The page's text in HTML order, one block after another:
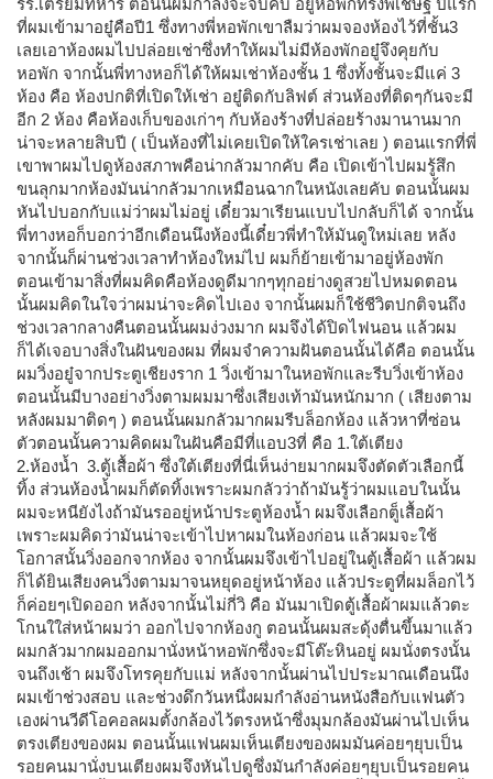
รร.เตรียมทหาร ตอนนี้ผมกำลังจะจบคับ อยู่หอพักทรงพิเชษฐ์ ปีแรก
ที่ผมเข้ามาอยู๋คือปี1 ซึ่งทางพี่หอพักเขาลืมว่าผมจองห้องไว้ที่ชั้น3
เลยเอาห้องผมไปปล่อยเช่าซึ่งทำให้ผมไม่มีห้องพักอยู๋จึงคุยกับ
หอพัก จากนั้นพี่ทางหอก็ได้ให้ผมเช่าห้องชั้น 1 ซึ่งทั้งชั้นจะมีแค่ 3
ห้อง คือ ห้องปกติที่เปิดให้เช่า อยู๋ติดกับลิฟต์ ส่วนห้องที่ติดๆกันจะมี
อีก 2 ห้อง คือห้องเก็บของเก่าๆ กับห้องร้างที่ปล่อยร้างมานานมาก
น่าจะหลายสิบปี ( เป็นห้องที่ไม่เคยเปิดให้ใครเช่าเลย ) ตอนแรกที่พี่
เขาพาผมไปดูห้องสภาพคือน่ากลัวมากคับ คือ เปิดเข้าไปผมรู้สึก
ขนลุกมากห้องมันน่ากลัวมากเหมือนฉากในหนังเลยคับ ตอนนั้นผม
หันไปบอกกับแม่ว่าผมไม่อยู่ เดี๋ยวมาเรียนแบบไปกลับก็ได้ จากนั้น
พี่ทางหอก็บอกว่าอีกเดือนนึงห้องนี้เดี๋ยวพี่ทำให้มันดูใหม่เลย หลัง
จากนั้นก็ผ่านช่วงเวลาทำห้องใหม่ไป ผมก็ย้ายเข้ามาอยู่ห้องพัก
ตอนเข้ามาสิ่งที่ผมคิดคือห้องดูดีมากๆทุกอย่างดูสวยไปหมดตอน
นั้นผมคิดในใจว่าผมน่าจะคิดไปเอง จากนั้นผมก็ใช้ชีวิตปกติจนถึง
ช่วงเวลากลางคืนตอนนั้นผมง่วงมาก ผมจึงได้ปิดไฟนอน แล้วผม
ก็ได้เจอบางสิ่งในฝันของผม ที่ผมจำความฝันตอนนั้นได้คือ ตอนนั้น
ผมวิ่งอยู๋จากประตูเชียงราก 1 วิ่งเข้ามาในหอพักและรีบวิ่งเข้าห้อง
ตอนนั้นมีบางอย่างวิ่งตามผมมาซึ่งเสียงเท้ามันหนักมาก ( เสียงตาม
หลังผมมาติดๆ ) ตอนนั้นผมกลัวมากผมรีบล็อกห้อง แล้วหาที่ซ่อน
ตัวตอนนั้นความคิดผมในฝันคือมีที่แอบ3ที่ คือ 1.ใต้เตียง
2.ห้องน้ำ 3.ตู้เสื้อผ้า ซึ่งใต้เตียงที่นี่เห็นง่ายมากผมจึงตัดตัวเลือกนี้
ทิ้ง ส่วนห้องน้ำผมก็ตัดทิ้งเพราะผมกลัวว่าถ้ามันรู้ว่าผมแอบในนั้น
ผมจะหนียังไงถ้ามันรออยู่หน้าประตูห้องน้ำ ผมจึงเลือกตู็เสื้อผ้า
เพราะผมคิดว่ามันน่าจะเข้าไปหาผมในห้องก่อน แล้วผมจะใช้
โอกาสนั้นวิ่งออกจากห้อง จากนั้นผมจึงเข้าไปอยู่ในตู้เสื้อผ้า แล้วผม
ก็ได้ยินเสียงคนวิ่งตามมาจนหยุดอยู่หน้าห้อง แล้วประตูที่ผมล็อกไว้
ก็ค่อยๆเปิดออก หลังจากนั้นไม่กี่วิ คือ มันมาเปิดตู้เสื้อผ้าผมแล้วตะ
โกนใใส่หน้าผมว่า ออกไปจากห้องกู ตอนนั้นผมสะดุ้งตื่นขึ้นมาแล้ว
ผมกลัวมากผมออกมานั่งหน้าหอพักซึ่งจะมีโต๊ะหินอยู่ ผมนั่งตรงนั้น
จนถึงเช้า ผมจึงโทรคุยกับแม่ หลังจากนั้นผ่านไปประมาณเดือนนึง
ผมเข้าช่วงสอบ และช่วงดึกวันหนึ่งผมกำลังอ่านหนังสือกับแฟนตัว
เองผ่านวีดีโอคอลผมตั้งกล้องไว้ตรงหน้าซึ่งมุมกล้องมันผ่านไปเห็น
ตรงเตียงของผม ตอนนั้นแฟนผมเห็นเตียงของผมมันค่อยๆยุบเป็น
รอยคนมานั่งบนเตียงผมจึงหันไปดูซึ่งมันกำลังค่อยๆยุบเป็นรอยคน